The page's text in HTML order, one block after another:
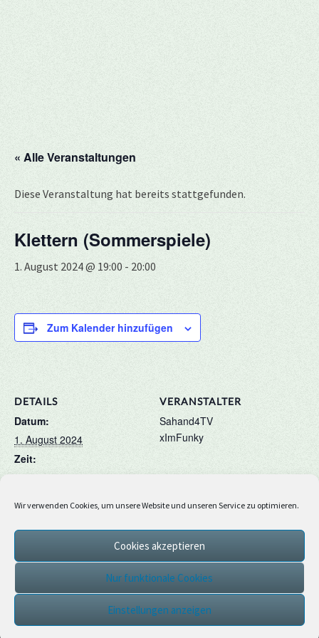
Wir verwenden Cookies, um unsere Website und unseren Service zu optimieren.
Cookies akzeptieren
Nur funktionale Cookies
Einstellungen anzeigen
« Alle Veranstaltungen
Diese Veranstaltung hat bereits stattgefunden.
Klettern (Sommerspiele)
1. August 2024 @ 19:00 - 20:00
Zum Kalender hinzufügen
DETAILS
Datum:
1. August 2024
Zeit:
19:00 - 20:00
VERANSTALTER
Sahand4TV
xImFunky
Kamelrennen
Enderperl-Minigolf
(Sommerspiele)
Stolz präsentiert von WordPress